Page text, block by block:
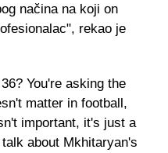
načina na koji on
rekao je
You're asking the
matter in football,
important, it's just a
about Mkhitaryan's